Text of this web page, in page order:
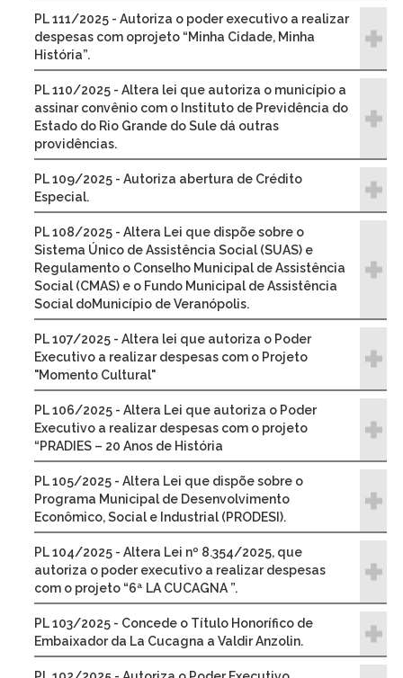
PL 111/2025 - Autoriza o poder executivo a realizar
despesas com oprojeto “Minha Cidade, Minha
História”.
PL 110/2025 - Altera lei que autoriza o município a
assinar convênio com o Instituto de Previdência do
Estado do Rio Grande do Sule dá outras
providências.
PL 109/2025 - Autoriza abertura de Crédito
Especial.
PL 108/2025 - Altera Lei que dispõe sobre o
Sistema Único de Assistência Social (SUAS) e
Regulamento o Conselho Municipal de Assistência
Social (CMAS) e o Fundo Municipal de Assistência
Social doMunicípio de Veranópolis.
PL 107/2025 - Altera lei que autoriza o Poder
Executivo a realizar despesas com o Projeto
"Momento Cultural"
PL 106/2025 - Altera Lei que autoriza o Poder
Executivo a realizar despesas com o projeto
“PRADIES – 20 Anos de História
PL 105/2025 - Altera Lei que dispõe sobre o
Programa Municipal de Desenvolvimento
Econômico, Social e Industrial (PRODESI).
PL 104/2025 - Altera Lei nº 8.354/2025, que
autoriza o poder executivo a realizar despesas
com o projeto “6ª LA CUCAGNA ”.
PL 103/2025 - Concede o Título Honorífico de
Embaixador da La Cucagna a Valdir Anzolin.